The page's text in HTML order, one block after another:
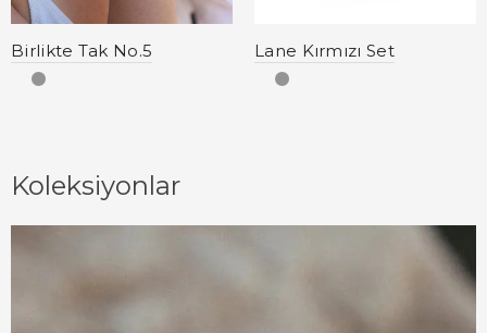
Birlikte Tak No.5 Lane Kırmızı Set
Koleksiyonlar